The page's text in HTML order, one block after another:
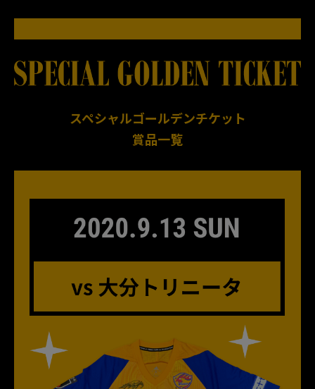
スペシャルゴールデンチケット
賞品一覧